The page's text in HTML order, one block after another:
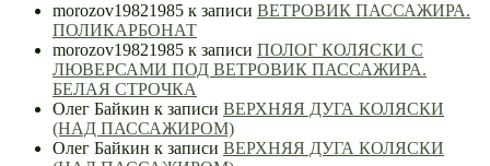
morozov19821985 к записи ВЕТРОВИК ПАССАЖИРА.
ПОЛИКАРБОНАТ
morozov19821985 к записи ПОЛОГ КОЛЯСКИ С
ЛЮВЕРСАМИ ПОД ВЕТРОВИК ПАССАЖИРА.
БЕЛАЯ СТРОЧКА
Олег Байкин к записи ВЕРХНЯЯ ДУГА КОЛЯСКИ
(НАД ПАССАЖИРОМ)
Олег Байкин к записи ВЕРХНЯЯ ДУГА КОЛЯСКИ